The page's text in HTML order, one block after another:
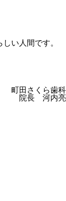
い人間です。
町田さくら歯科
院長 河内亮